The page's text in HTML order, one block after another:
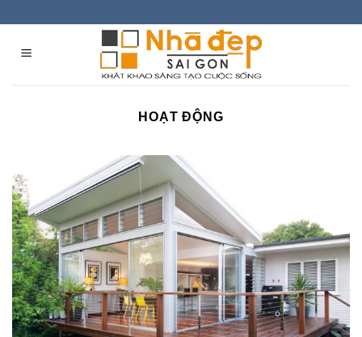
content
HOẠT ĐỘNG